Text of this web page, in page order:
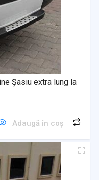
Șasiu extra lung la
Adaugă în coș